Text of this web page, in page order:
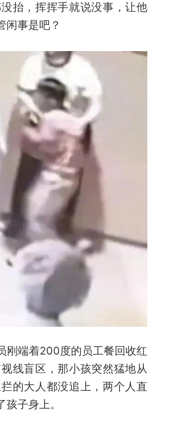
抬，挥挥手就说没事，让他
闲事是吧？
刚端着200度的员工餐回收红
线盲区，那小孩突然猛地从
的大人都没追上，两个人直
子身上。